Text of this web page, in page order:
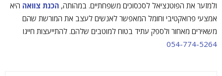
ולמזער את הפוטנציאל לסכסוכים משפחתיים. במהותה, הכנת צוואה היא
אמצעי פרואקטיבי וחומל המאפשר לאנשים לעצב את המורשת שהם
משאירים מאחור ולספק עתיד בטוח למוטבים שלהם. להתייעצות חייגו
054-774-5264